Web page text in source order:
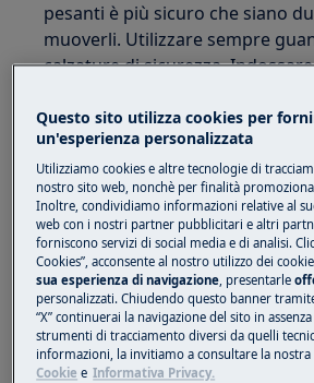
pesanti è più sicuro che siano
muoverli. Utilizzare sempre
calzature di sicurezza.
lavoro in ogni momento per
dovuti a bordi affilati.
ATTENZIONE!RISCHIO DI
Questo sito utilizza cookies per
un'esperienza personalizzata
Utilizziamo cookies e altre tecnologie di
nostro sito web, nonchè per finalità
Inoltre, condividiamo informazioni relative al
web con i nostri partner pubblicitari e altri
forniscono servizi di social media e di analisi.
Cookies”, acconsente al nostro utilizzo dei
sua esperienza di navigazione, presentarle
personalizzati. Chiudendo questo banner
“X” continuerai la navigazione del sito in
strumenti di tracciamento diversi da quelli
informazioni, la invitiamo a consultare la nostra
Cookie e Informativa Privacy.